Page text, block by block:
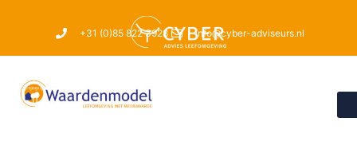
+31 (0)85 822 3928 info@cyber-adviseurs.nl